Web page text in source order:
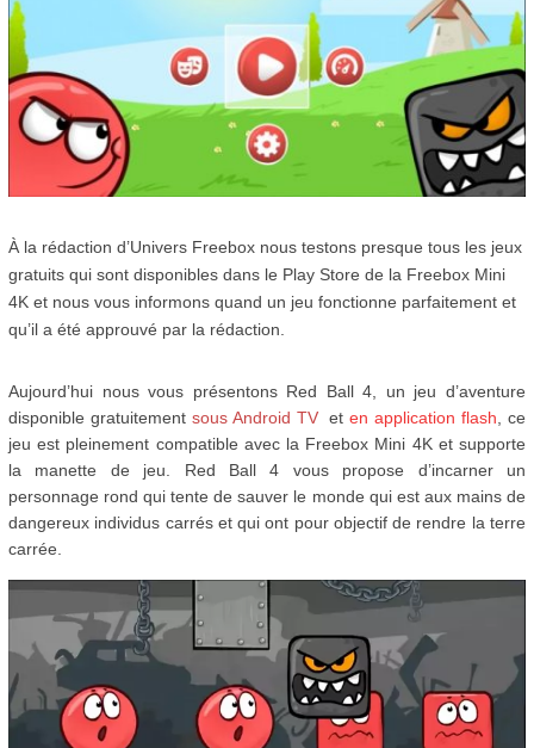
À la rédaction d’Univers Freebox nous testons presque tous les jeux
gratuits qui sont disponibles dans le Play Store de la Freebox Mini
4K et nous vous informons quand un jeu fonctionne parfaitement et
qu’il a été approuvé par la rédaction.
Aujourd’hui nous vous présentons Red Ball 4, un jeu d’aventure
disponible gratuitement sous Android TVeten application flash , ce
jeu est pleinement compatible avec la Freebox Mini 4K et supporte
la manette de jeu. Red Ball 4 vous propose d’incarner un
personnage rond qui tente de sauver le monde qui est aux mains de
dangereux individus carrés et qui ont pour objectif de rendre la terre
carrée.